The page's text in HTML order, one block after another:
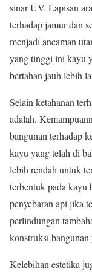
sinar UV. Lapisan
terhadap jamur dan
menjadi ancaman
yang tinggi ini kayu
bertahan jauh lebih
Selain ketahanan
adalah.
bangunan terhadap
kayu yang telah di
lebih rendah untuk
terbentuk pada kayu
penyebaran api jika
perlindungan
konstruksi
Kelebihan estetika